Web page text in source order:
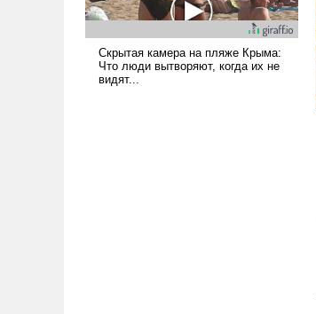
с Ираном.